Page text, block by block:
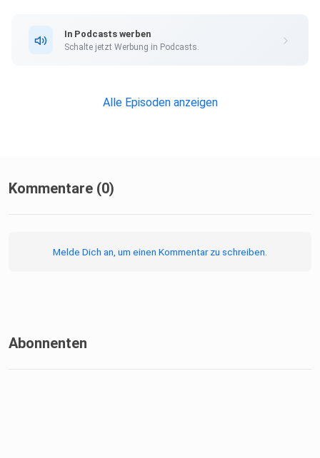
In Podcasts werben
Schalte jetzt Werbung in Podcasts.
Alle Episoden anzeigen
Kommentare (0)
Melde Dich an, um einen Kommentar zu schreiben.
Abonnenten